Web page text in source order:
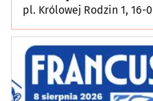
pl. Królowej Rodzin 1, 16-